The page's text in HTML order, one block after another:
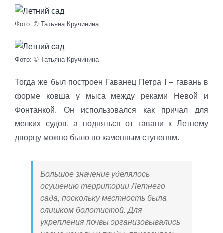
Фото: © Татьяна Кручинина
Фото: © Татьяна Кручинина
Тогда же был построен Гаванец Петра I – гавань в
форме ковша у мыса между реками Невой и
Фонтанкой. Он использовался как причал для
мелких судов, а подняться от гавани к Летнему
дворцу можно было по каменным ступеням.
Большое значение уделялось
осушению территории Летнего
сада, поскольку местность была
слишком болотистой. Для
укрепления почвы организовывались